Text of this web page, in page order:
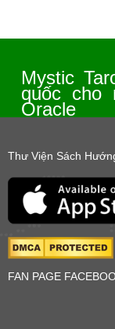
Mystic
quốc cho
Oracle
Thư Viện Sách
FAN PAGE